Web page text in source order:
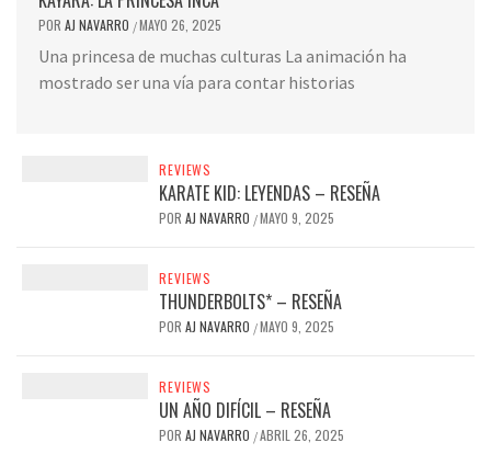
POR AJ NAVARRO /MAYO 26, 2025
Una princesa de muchas culturas La animación ha
mostrado ser una vía para contar historias
REVIEWS
KARATE KID: LEYENDAS – RESEÑA
POR AJ NAVARRO /MAYO 9, 2025
REVIEWS
THUNDERBOLTS* – RESEÑA
POR AJ NAVARRO /MAYO 9, 2025
REVIEWS
UN AÑO DIFÍCIL – RESEÑA
POR AJ NAVARRO /ABRIL 26, 2025